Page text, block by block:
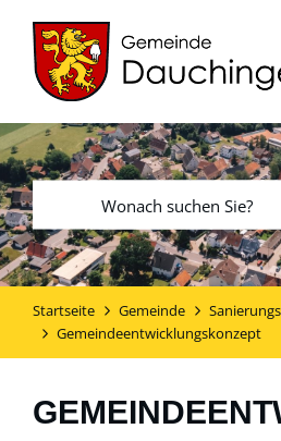
Startseite Gemeinde
Gemeindeentwicklungskonzept